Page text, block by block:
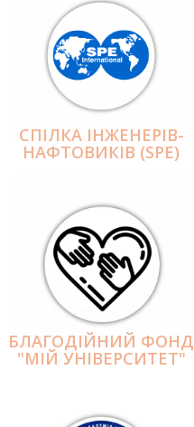
СПІЛКА ІНЖЕНЕРІВ-
НАФТОВИКІВ (SPE)
БЛАГОДІЙНИЙ ФОНД
"МІЙ УНІВЕРСИТЕТ"